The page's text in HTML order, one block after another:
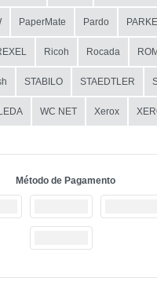
PaperMate Pardo
Ricoh Rocada
STABILO STAEDTLER
WC NET Xerox
Método de Pagamento